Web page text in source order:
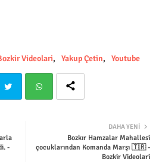
Videolari Yakup Çetin Youtube
ter
DAHA YENI
Bozkır Hamzalar Mahallesi
çocuklarından Komanda Marşı 🇹🇷 -
Bozkir Videolari
-